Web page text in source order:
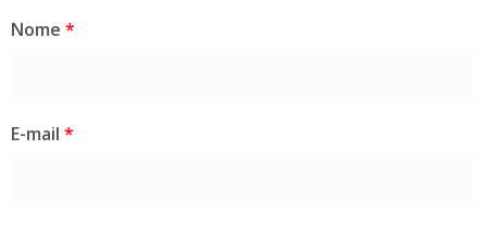
Nome *
E-mail *